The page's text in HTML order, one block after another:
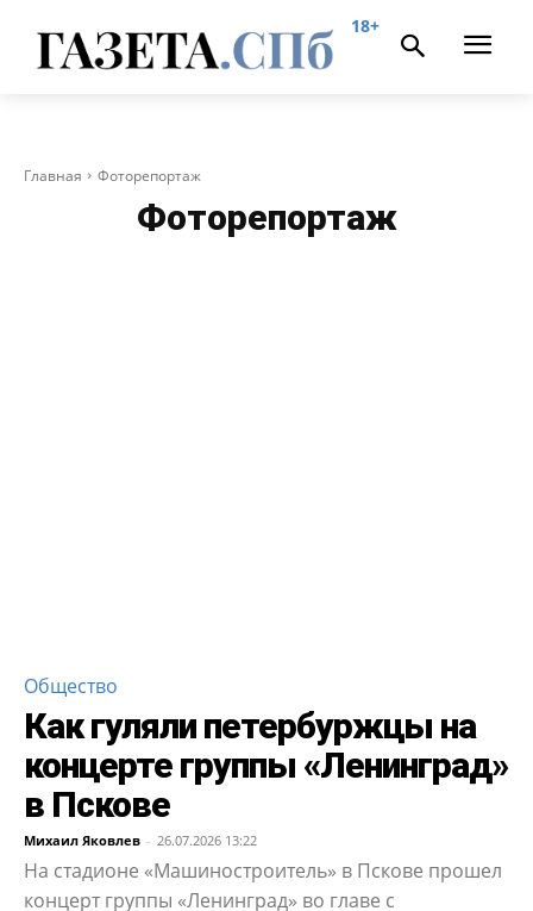
18+
Главная Фоторепортаж
Фоторепортаж
Общество
Как гуляли петербуржцы на
концерте группы «Ленинград»
в Пскове
Михаил Яковлев - 26.07.2026 13:22
На стадионе «Машиностроитель» в Пскове прошел
концерт группы «Ленинград» во главе с